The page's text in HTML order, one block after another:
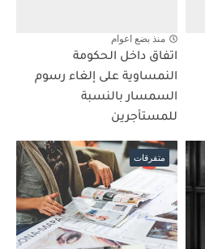
منذ بضع اعوام
اتفاق داخل الحكومة
النمساوية على إلغاء رسوم
السمسار بالنسبة
للمستأجرين
متفرقات